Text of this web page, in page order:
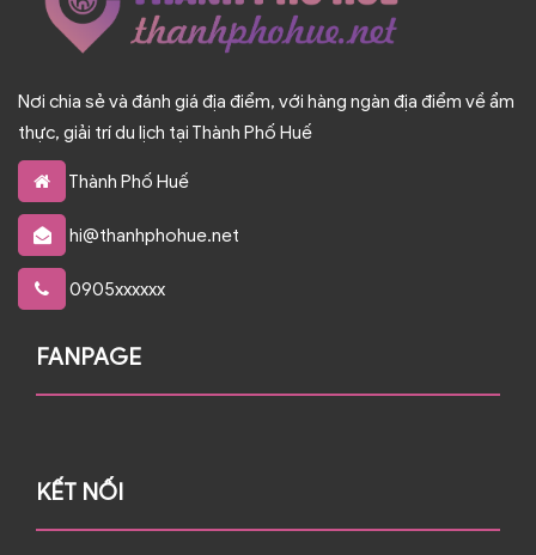
Nơi chia sẻ và đánh giá địa điểm, với hàng ngàn địa điểm về ẩm
thực, giải trí du lịch tại Thành Phố Huế
Thành Phố Huế
hi@thanhphohue.net
0905xxxxxx
FANPAGE
KẾT NỐI